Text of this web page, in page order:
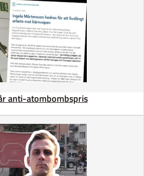
anti-atombombspris